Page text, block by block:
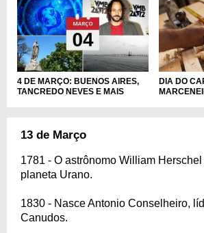
4 DE MARÇO: BUENOS AIRES,
TANCREDO NEVES E MAIS
DIA DO
13 de Março
1781 - O astrônomo William
planeta Urano.
1830 - Nasce Antonio Conselheiro,
Canudos.